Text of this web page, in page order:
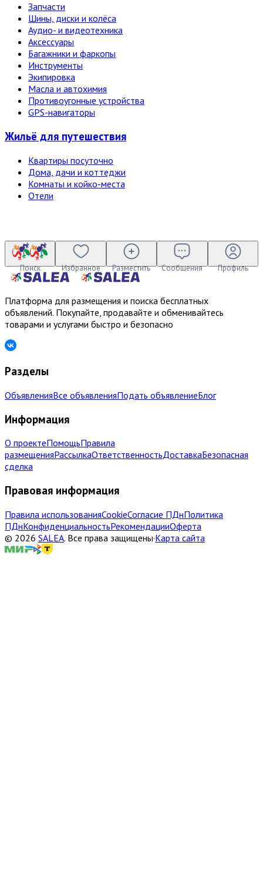
Запчасти
Шины, диски и колёса
Аудио- и видеотехника
Аксессуары
Багажники и фаркопы
Инструменты
Экипировка
Масла и автохимия
Противоугонные устройства
GPS-навигаторы
Жильё для путешествия
Квартиры посуточно
Дома, дачи и коттеджи
Комнаты и койко-места
Отели
Поиск Избранное Разместить Сообщения Профиль
Платформа для размещения и поиска бесплатных
объявлений. Покупайте, продавайте и обменивайтесь
товарами и услугами быстро и безопасно
Разделы
ОбъявленияВсе объявленияПодать объявлениеБлог
Информация
О проектеПомощьПравила
размещенияРассылкаОтветственностьДоставкаБезопасная
сделка
Правовая информация
Правила использованияCookieСогласие ПДнПолитика
ПДнКонфиденциальностьРекомендацииОферта
© 2026 SALEA. Все права защищены·Карта сайта